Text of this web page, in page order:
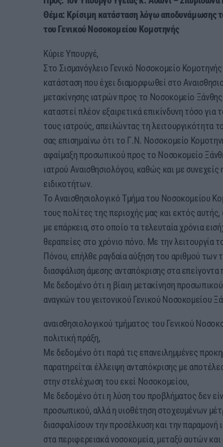
Θέμα: Κρίσιμη κατάσταση λόγω αποδυνάμωσης
του Γενικού Νοσοκομείου Κομοτηνής
Κύριε Υπουργέ,
Στο Σισμανόγλειο Γενικό Νοσοκομείο
κατάσταση που έχει διαμορφωθεί στο
μετακίνησης ιατρών προς το Νοσοκομείο
καταστεί πλέον εξαιρετικά επικίνδυνη τόσο για
τους ιατρούς, απειλώντας τη λειτουργικότητα
σας επισημαίνω ότι το Γ.Ν. Νοσοκομείο
αφαίμαξη προσωπικού προς το Νοσοκομείο
ιατρού Αναισθησιολόγου, καθώς και με
ειδικοτήτων.
Το Αναισθησιολογικό Τμήμα του Νοσοκομείου
τους πολίτες της περιοχής μας και εκτός
με επάρκεια, στο οποίο τα τελευταία χρόνια
θεραπείες στο χρόνιο πόνο. Με την λειτουργία
Πόνου, επήλθε ραγδαία αύξηση του αριθμού των
διασφάλιση άμεσης ανταπόκρισης στα επείγοντα
Με δεδομένο ότι η βίαιη μετακίνηση
αναγκών του γειτονικού Γενικού Νοσοκομείου
αναισθησιολογικού τμήματος του Γενικού
πολιτική πράξη,
Με δεδομένο ότι παρά τις επανειλημμένες
παρατηρείται έλλειψη ανταπόκρισης με
στην στελέχωση του εκεί Νοσοκομείου,
Με δεδομένο ότι η λύση του προβλήματος δεν
προσωπικού, αλλά η υιοθέτηση στοχευμένων
διασφαλίσουν την προσέλκυση και την παραμονή
στα περιφερειακά νοσοκομεία, μεταξύ αυτών